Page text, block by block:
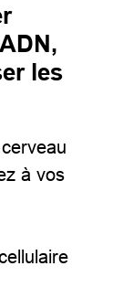
les
à vos